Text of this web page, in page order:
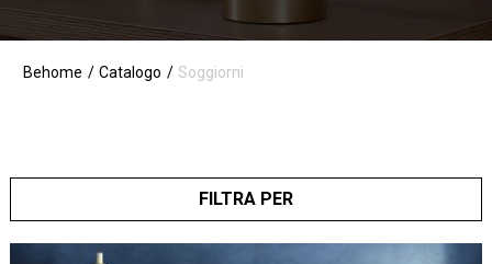
Behome Catalogo Soggiorni
FILTRA PER